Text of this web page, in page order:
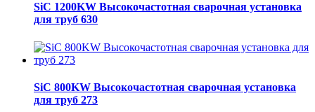
SiC 1200KW Высокочастотная сварочная установка
для труб 630
SiC 800KW Высокочастотная сварочная установка
для труб 273